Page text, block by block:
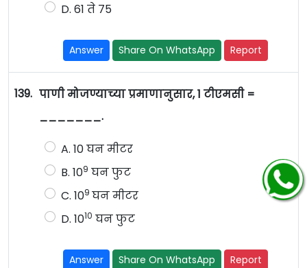
D. 61 ते 75
Answer Share On WhatsApp Report
139. पाणी मोजण्याच्या प्रमाणानुसार, 1 टीएमसी =
_______.
A. 10 घन मीटर
B. 109 घन फुट
C. 109 घन मीटर
D. 1010 घन फुट
Answer Share On WhatsApp Report